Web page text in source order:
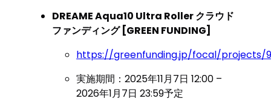
DREAME Aqua10 Ultra Roller クラウド
ファンディング [GREEN FUNDING]
https://greenfunding.jp/focal/projects/
実施期間：2025年11月7日 12:00 –
2026年1月7日 23:59予定